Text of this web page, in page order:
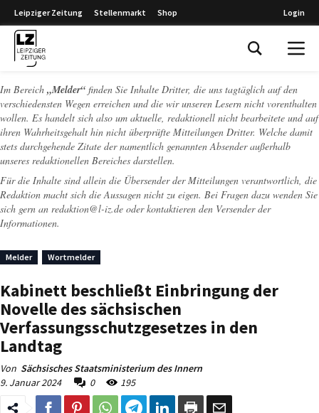
Leipziger Zeitung Stellenmarkt Shop Login
Im Bereich „Melder“ finden Sie Inhalte Dritter, die uns tagtäglich auf den
verschiedensten Wegen erreichen und die wir unseren Lesern nicht vorenthalten
wollen. Es handelt sich also um aktuelle, redaktionell nicht bearbeitete und auf
ihren Wahrheitsgehalt hin nicht überprüfte Mitteilungen Dritter. Welche damit
stets durchgehende Zitate der namentlich genannten Absender außerhalb
unseres redaktionellen Bereiches darstellen.
Für die Inhalte sind allein die Übersender der Mitteilungen verantwortlich, die
Redaktion macht sich die Aussagen nicht zu eigen. Bei Fragen dazu wenden Sie
sich gern an redaktion@l-iz.de oder kontaktieren den Versender der
Informationen.
Melder Wortmelder
Kabinett beschließt Einbringung der
Novelle des sächsischen
Verfassungsschutzgesetzes in den
Landtag
Von Sächsisches Staatsministerium des Innern
9. Januar 2024
0 195